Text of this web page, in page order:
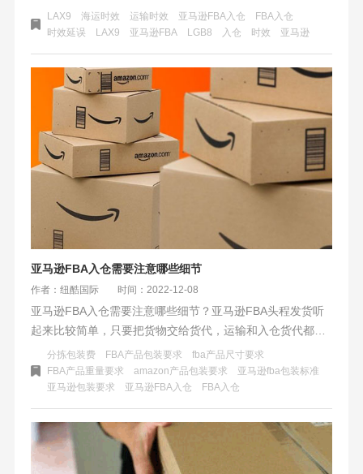
跨境物流派送，特别是亚马逊入仓流程。超过15万人被迫疏
散，仓库关闭进一步加剧了物流时效的延误，预计影响将持
续数天至数周。商家面临库存管理和客户满意度的双重挑
战，急需寻找替代物流方案以应对危机。
LAX9 海运时效 运输时效 亚马逊FBA入仓
FBA入仓
时效延误
LAX9 ​亚马逊FBA LGB8 入仓 时效 亚马逊
亚马逊FBA入仓需要注意哪些细节
作者：纽酷国际 时间：2022-12-08
亚马逊FBA入仓需要注意哪些细节？亚马逊FBA头程发货听
起来比较简单，只要把货物交给货代，运输和入仓货代都会
帮你搞定。搞不定就是货代不够专业、能力不足。是这样
吗？事实不是如此，FBA入仓没有想象的这么简单。货代也
需要有专业的物流知识，在卖家没有做好的，需要提醒客户
做到符合亚马逊的标准，让货物顺利入仓并上架。
分拣包装费 FBA产品包装要求
fba产品尺寸要求
FBA产品重量要求
amazon产品包装要求
亚马逊fba包装标准
亚马逊包装要求
亚马逊FBA入仓 FBA入仓